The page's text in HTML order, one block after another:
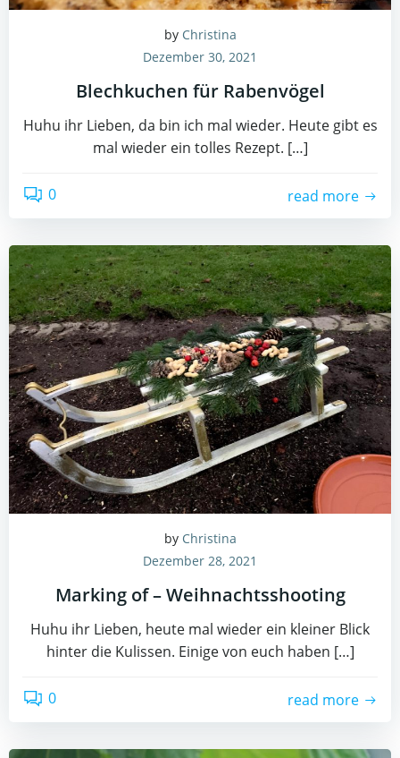
by Christina
Dezember 30, 2021
Blechkuchen für Rabenvögel
Huhu ihr Lieben, da bin ich mal wieder. Heute gibt es
mal wieder ein tolles Rezept. […]
0 read more
by Christina
Dezember 28, 2021
Marking of – Weihnachtsshooting
Huhu ihr Lieben, heute mal wieder ein kleiner Blick
hinter die Kulissen. Einige von euch haben […]
0 read more